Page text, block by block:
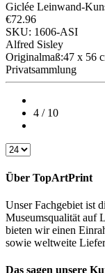
Giclée Leinwand-
€72.96
SKU: 1606-ASI
Alfred Sisley
Originalmaß:47 x 56
Privatsammlung
4 / 10
Über TopArtPrint
Unser Fachgebiet ist
Museumsqualität auf
bieten wir einen
sowie weltweite
Das sagen unsere